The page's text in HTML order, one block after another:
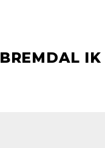
BREMDAL IK